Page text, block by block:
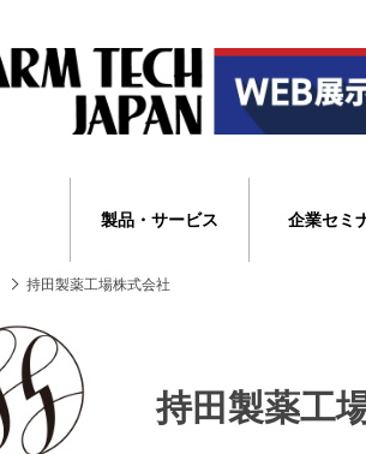
製品・サービス 企業セミ
持田製薬工場株式会社
持田製薬工